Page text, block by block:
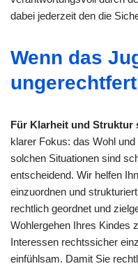
dabei jederzeit den die
Wenn das
Für Klarheit und Struktur
klarer Fokus: das Wohl
solchen Situationen sind
entscheidend. Wir helfen
einzuordnen und
rechtlich geordnet und
Wohlergehen Ihres Kindes
Interessen rechtssicher
einfühlsam. Damit Sie